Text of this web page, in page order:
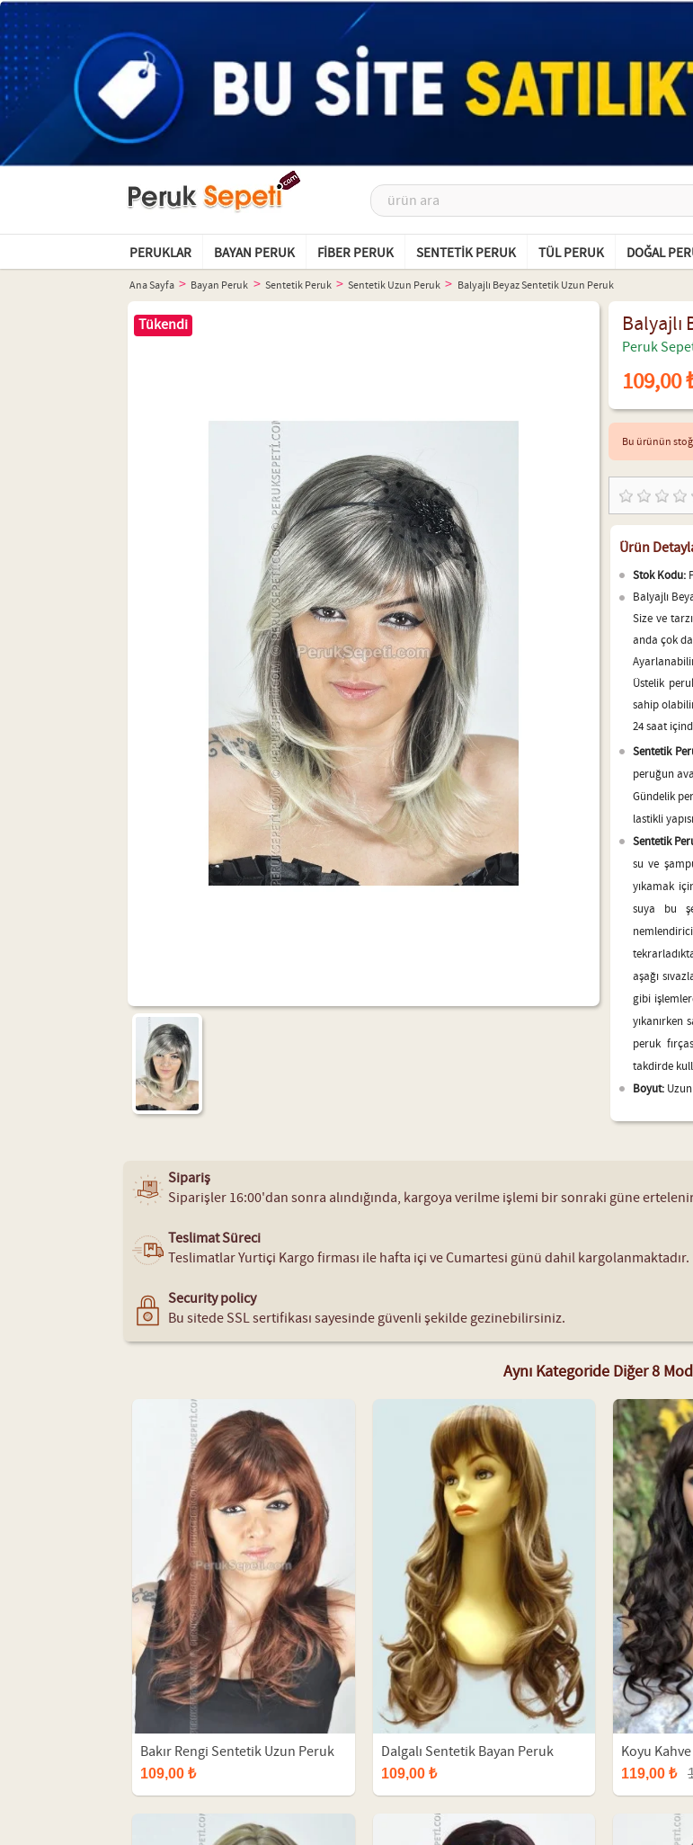
PERUKLAR BAYAN PERUK FIBER PERUK SENTETIK PERUK TÜL PERUK DOĞAL
Ana Sayfa Bayan Peruk Sentetik Peruk Sentetik Uzun Peruk Balyajlı Beyaz Sentetik Uzun Peruk
Tükendi Balyajlı
Peruk
109,00
Bu ürünün
Ürün
Stok Kodu:
Balyajlı
Size ve
anda çok
Üstelik
sahip
24 saat
Sentetik
peruğun
Gündelik
lastikli
Sentetik
su ve
yıkamak
suya bu
aşağı
gibi
peruk
takdirde
Boyut: Uzun
Sipariş
Siparişler 16:00'dan sonra alındığında, kargoya verilme işlemi bir sonraki güne
Teslimat Süreci
Teslimatlar Yurtiçi Kargo firması ile hafta içi ve Cumartesi günü dahil kargolanmaktadır.
Security policy
Bu sitede SSL sertifikası sayesinde güvenli şekilde gezinebilirsiniz.
Aynı Kategoride Diğer 8
Bakır Rengi Sentetik Uzun Peruk
109,00 ₺
Dalgalı Sentetik Bayan Peruk
109,00 ₺
Koyu
Sentetik
119,00 ₺